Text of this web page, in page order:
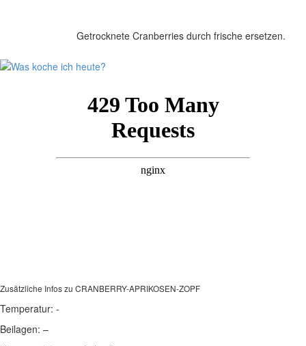
Getrocknete Cranberries durch frische ersetzen.
Zusätzliche Infos zu CRANBERRY-APRIKOSEN-ZOPF
Temperatur: -
Beilagen: –